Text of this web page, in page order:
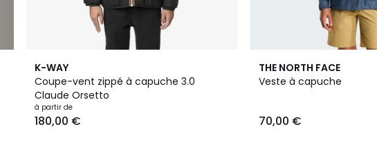
K-WAY
Coupe-vent zippé à capuche 3.0
Claude Orsetto
à partir de
180,00 €
3
Couleurs
THE NORTH FACE
Veste à capuche
70,00 €
5
/